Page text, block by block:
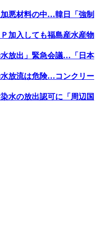
悪材料の中…韓日「強制
加入しても福島産水産物
放出」緊急会議…「日本
放流は危険…コンクリー
水の放出認可に「周辺国